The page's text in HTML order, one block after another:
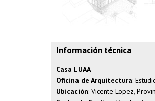
Información técnica
Casa LUAA
Oficina de Arquitectura:
Ubicación: Vicente Lopez,